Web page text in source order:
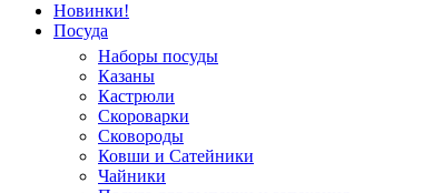
Новинки!
Посуда
Наборы посуды
Казаны
Кастрюли
Скороварки
Сковороды
Ковши и Сатейники
Чайники